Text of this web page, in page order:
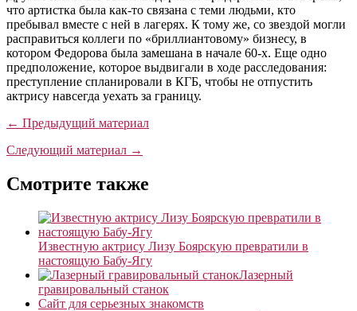
что артистка была как-то связана с теми людьми, кто
пребывал вместе с ней в лагерях. К тому же, со звездой могли
расправиться коллеги по «бриллиантовому» бизнесу, в
котором Федорова была замешана в начале 60-х. Еще одно
предположение, которое выдвигали в ходе расследования:
преступление спланировали в КГБ, чтобы не отпустить
актрису навсегда уехать за границу.
← Предыдущий материал
Следующий материал →
Смотрите также
Известную актрису Лизу Боярскую превратили в
настоящую Бабу-Ягу
Лазерный
гравировальный станок
Сайт для серьезных знакомств